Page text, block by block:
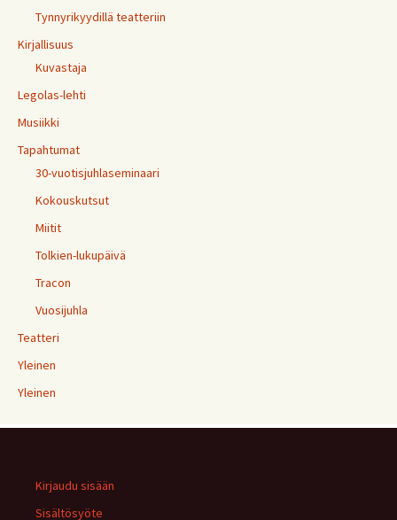
Tynnyrikyydillä teatteriin
Kirjallisuus
Kuvastaja
Legolas-lehti
Musiikki
Tapahtumat
30-vuotisjuhlaseminaari
Kokouskutsut
Miitit
Tolkien-lukupäivä
Tracon
Vuosijuhla
Teatteri
Yleinen
Yleinen
Kirjaudu sisään
Sisältösyöte